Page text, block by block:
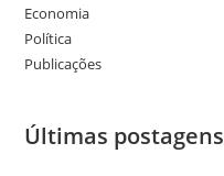
Economia
Política
Publicações
Últimas postagens